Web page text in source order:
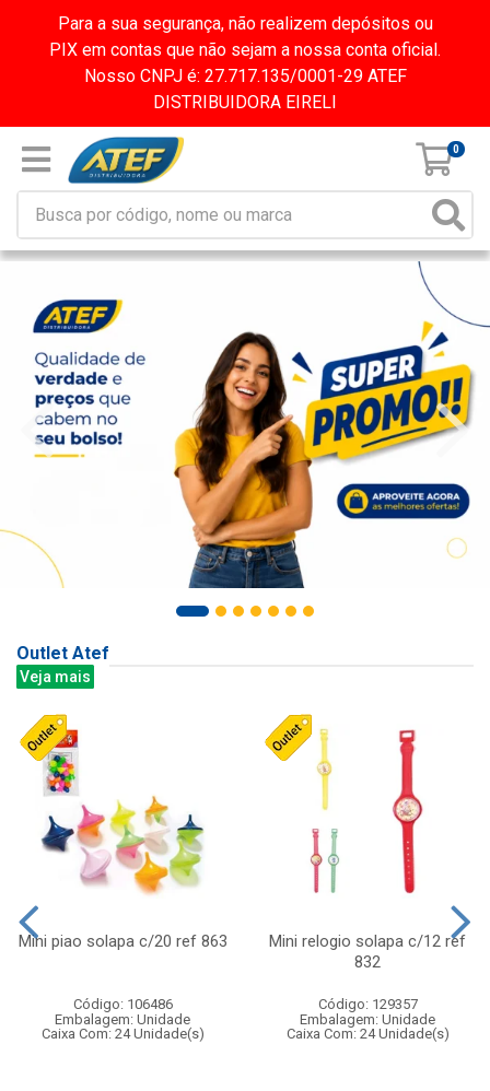
Para a sua segurança, não realizem depósitos ou
PIX em contas que não sejam a nossa conta oficial.
Nosso CNPJ é: 27.717.135/0001-29 ATEF
DISTRIBUIDORA EIRELI
0
Outlet Atef
Veja mais
Mini piao solapa c/20 ref 863
Código: 106486
Embalagem: Unidade
Caixa Com: 24 Unidade(s)
Mini relogio solapa c/12 ref
832
Código: 129357
Embalagem: Unidade
Caixa Com: 24 Unidade(s)